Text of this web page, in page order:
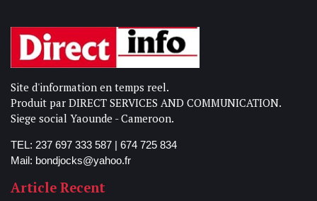
Site d'information en temps reel.
Produit par DIRECT SERVICES AND COMMUNICATION.
Siege social Yaounde - Cameroon.
TEL: 237 697 333 587 | 674 725 834
Mail: bondjocks@yahoo.fr
Article Recent